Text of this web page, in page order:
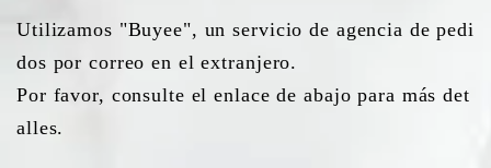
Utilizamos "Buyee", un servicio de agencia de pedi
dos por correo en el extranjero.
Por favor, consulte el enlace de abajo para más det
alles.